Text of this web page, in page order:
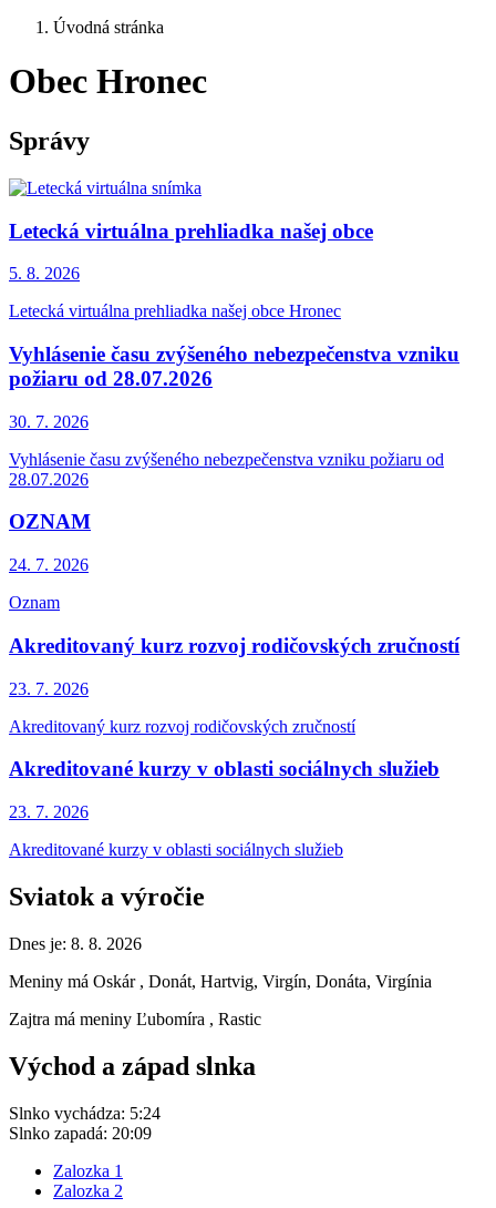
Úvodná stránka
Obec Hronec
Správy
Letecká virtuálna prehliadka našej obce
5. 8. 2026
Letecká virtuálna prehliadka našej obce Hronec
Vyhlásenie času zvýšeného nebezpečenstva vzniku
požiaru od 28.07.2026
30. 7. 2026
Vyhlásenie času zvýšeného nebezpečenstva vzniku požiaru od
28.07.2026
OZNAM
24. 7. 2026
Oznam
Akreditovaný kurz rozvoj rodičovských zručností
23. 7. 2026
Akreditovaný kurz rozvoj rodičovských zručností
Akreditované kurzy v oblasti sociálnych služieb
23. 7. 2026
Akreditované kurzy v oblasti sociálnych služieb
Sviatok a výročie
Dnes je: 8. 8. 2026
Meniny má Oskár , Donát, Hartvig, Virgín, Donáta, Virgínia
Zajtra má meniny Ľubomíra , Rastic
Východ a západ slnka
Slnko vychádza: 5:24
Slnko zapadá: 20:09
Zalozka 1
Zalozka 2